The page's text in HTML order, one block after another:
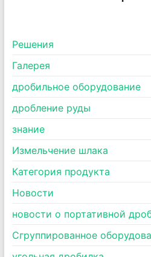
Pешения
Галерея
дробильное оборудование
дробление руды
знание
Измельчение шлака
Категория продукта
Новости
новости о портативной
Сгруппированное